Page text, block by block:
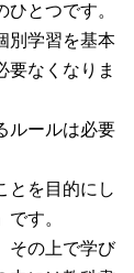
とつです。
別学習を基本
要なくなりま
ルールは必要
とを目的にし
す。
その上で学び